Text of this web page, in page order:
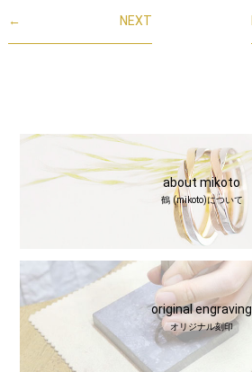
← NEXT
about mikoto
鶴 (mikoto)について
original engraving
オリジナル刻印